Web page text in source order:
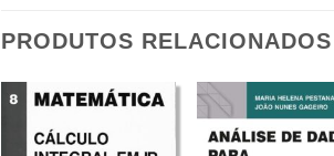
PRODUTOS RELACIONADOS